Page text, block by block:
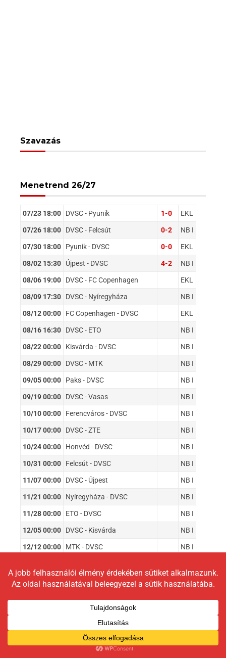
Szavazás
Menetrend 26/27
07/23 18:00 DVSC - Pyunik 1-0 EKL
07/26 18:00 DVSC - Felcsút 0-2 NB I
07/30 18:00 Pyunik - DVSC 0-0 EKL
08/02 15:30 Újpest - DVSC 4-2 NB I
08/06 19:00 DVSC - FC Copenhagen EKL
08/09 17:30 DVSC - Nyíregyháza NB I
08/12 00:00 FC Copenhagen - DVSC EKL
08/16 16:30 DVSC - ETO NB I
08/22 00:00 Kisvárda - DVSC NB I
08/29 00:00 DVSC - MTK NB I
09/05 00:00 Paks - DVSC NB I
09/19 00:00 DVSC - Vasas NB I
10/10 00:00 Ferencváros - DVSC NB I
10/17 00:00 DVSC - ZTE NB I
10/24 00:00 Honvéd - DVSC NB I
10/31 00:00 Felcsút - DVSC NB I
11/07 00:00 DVSC - Újpest NB I
11/21 00:00 Nyíregyháza - DVSC NB I
11/28 00:00 ETO - DVSC NB I
12/05 00:00 DVSC - Kisvárda NB I
12/12 00:00 MTK - DVSC NB I
01/30 00:00 Vasas - DVSC NB I
02/20 00:00 DVSC - Honvéd NB I
02/27 00:00 DVSC - Felcsút NB I